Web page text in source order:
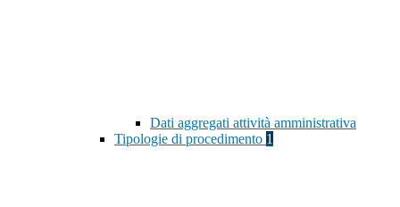
Dati aggregati attività amministrativa
Tipologie di procedimento 1